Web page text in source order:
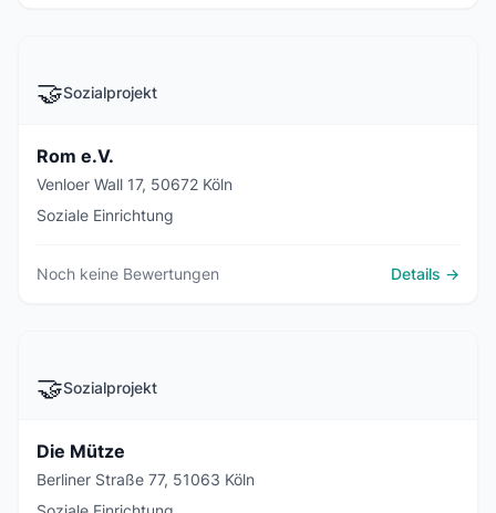
🤝Sozialprojekt
Rom e.V.
Venloer Wall 17, 50672 Köln
Soziale Einrichtung
Noch keine Bewertungen Details →
🤝Sozialprojekt
Die Mütze
Berliner Straße 77, 51063 Köln